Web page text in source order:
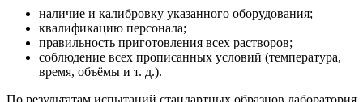
наличие и калибровку указанного оборудования;
квалификацию персонала;
правильность приготовления всех растворов;
соблюдение всех прописанных условий (температура,
время, объёмы и т. д.).
По результатам испытаний стандартных образцов лаборатория